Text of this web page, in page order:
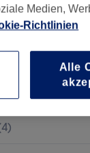
(5)
4)
Medien,
Richtlinien
Alle